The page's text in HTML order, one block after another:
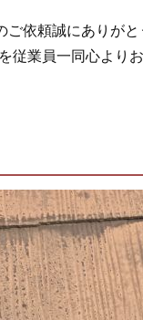
ご依頼誠にありがと
従業員一同心より